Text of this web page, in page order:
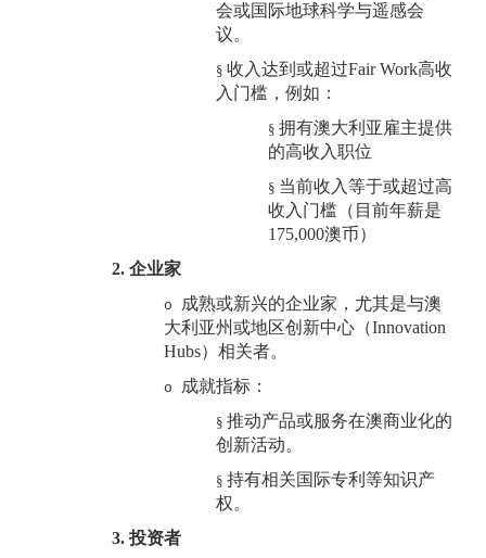
会或国际地球科学与遥感会
议。
§ 收入达到或超过Fair Work高收
入门槛，例如：
§ 拥有澳大利亚雇主提供
的高收入职位
§ 当前收入等于或超过高
收入门槛 （目前年薪是
175,000澳币）
2. 企业家
o
成熟或新兴的企业家，尤其是与澳
大利亚州或地区创新中心 （Innovation
Hubs） 相关者。
o 成就指标：
§ 推动产品或服务在澳商业化的
创新活动。
§ 持有相关国际专利等知识产
权。
3. 投资者